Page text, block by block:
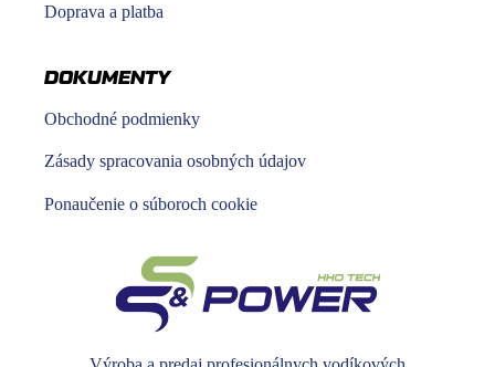
Doprava a platba
DOKUMENTY
Obchodné podmienky
Zásady spracovania osobných údajov
Ponaučenie o súboroch cookie